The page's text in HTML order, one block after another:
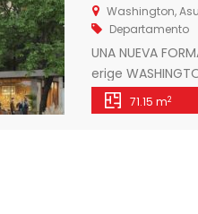
Washington,
Departamento
UNA NUEVA
erige
coronada por
todo tipo de
71.15 m2